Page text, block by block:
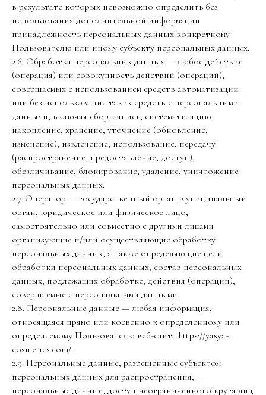
в результате которых невозможно определить без
использования дополнительной информации
принадлежность персональных данных конкретному
Пользователю или иному субъекту персональных данных.
2.6. Обработка персональных данных — любое действие
(операция) или совокупность действий (операций),
совершаемых с использованием средств автоматизации
или без использования таких средств с персональными
данными, включая сбор, запись, систематизацию,
накопление, хранение, уточнение (обновление,
изменение), извлечение, использование, передачу
(распространение, предоставление, доступ),
обезличивание, блокирование, удаление, уничтожение
персональных данных.
2.7. Оператор — государственный орган, муниципальный
орган, юридическое или физическое лицо,
самостоятельно или совместно с другими лицами
организующие и/или осуществляющие обработку
персональных данных, а также определяющие цели
обработки персональных данных, состав персональных
данных, подлежащих обработке, действия (операции),
совершаемые с персональными данными.
2.8. Персональные данные — любая информация,
относящаяся прямо или косвенно к определенному или
определяемому Пользователю веб-сайта https://yasya-
cosmetics.com/.
2.9. Персональные данные, разрешенные субъектом
персональных данных для распространения, —
персональные данные, доступ неограниченного круга лиц